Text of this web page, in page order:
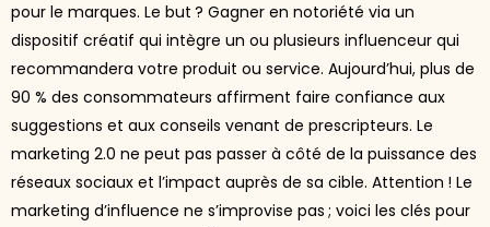
pour le marques. Le but ? Gagner en notoriété via un
dispositif créatif qui intègre un ou plusieurs influenceur qui
recommandera votre produit ou service. Aujourd’hui, plus de
90 % des consommateurs affirment faire confiance aux
suggestions et aux conseils venant de prescripteurs. Le
marketing 2.0 ne peut pas passer à côté de la puissance des
réseaux sociaux et l’impact auprès de sa cible. Attention ! Le
marketing d’influence ne s’improvise pas ; voici les clés pour